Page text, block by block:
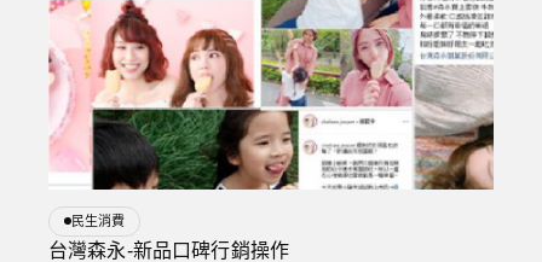
民生消費
台灣森永-新品口碑行銷操作